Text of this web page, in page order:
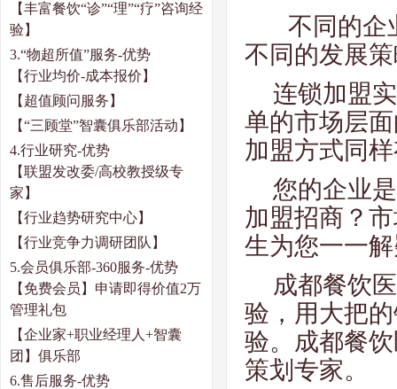
【丰富餐饮“诊”“理”“疗”咨询经
验】
3.“物超所值”服务-优势
【行业均价-成本报价】
【超值顾问服务】
【“三顾堂”智囊俱乐部活动】
4.行业研究-优势
【联盟发改委/高校教授级专
家】
【行业趋势研究中心】
【行业竞争力调研团队】
5.会员俱乐部-360服务-优势
【免费会员】申请即得价值2万
管理礼包
【企业家+职业经理人 +智囊
团】俱乐部
6.售后服务-优势
不同的企
不同的发展
连锁加盟
单的市场层
加盟方式同
您的企业
加盟招商？
生为您一一
成都餐饮
验，用大把
验。成都餐
策划专家。